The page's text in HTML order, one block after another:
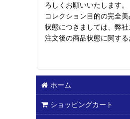
ろしくお願いいたします。
コレクション目的の完全美
状態につきましては、弊
注文後の商品状態に関す
ホーム
ショッピングカート